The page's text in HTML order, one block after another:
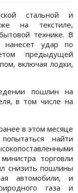
стальной и
на текстиле,
технике. В
нанесет удар по
предыдущей
включая лодки,
пошлин на
в том числе на
в этом месяце
найти
торговли
снизить пошлины
автомобили, и
газа и